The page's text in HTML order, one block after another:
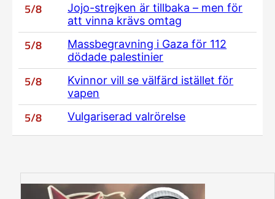
5/8
Jojo-strejken är tillbaka – men för
att vinna krävs omtag
5/8
Massbegravning i Gaza för 112
dödade palestinier
5/8
Kvinnor vill se välfärd istället för
vapen
5/8 Vulgariserad valrörelse